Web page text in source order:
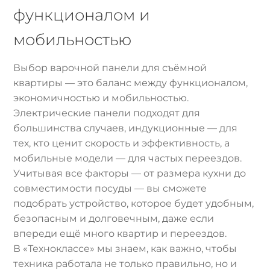
функционалом и
мобильностью
Выбор варочной панели для съёмной
квартиры — это баланс между функционалом,
экономичностью и мобильностью.
Электрические панели подходят для
большинства случаев, индукционные — для
тех, кто ценит скорость и эффективность, а
мобильные модели — для частых переездов.
Учитывая все факторы — от размера кухни до
совместимости посуды — вы сможете
подобрать устройство, которое будет удобным,
безопасным и долговечным, даже если
впереди ещё много квартир и переездов.
В «Техноклассе» мы знаем, как важно, чтобы
техника работала не только правильно, но и